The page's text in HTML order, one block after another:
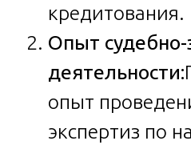
кредитования.
Опыт судебно-
деятельности:
опыт
экспертиз по